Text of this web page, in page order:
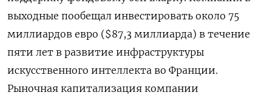
выходные пообещал инвестировать около 75 ​
миллиардов евро ($87,3 ​миллиарда) ‌в течение
пяти лет в развитие ​инфраструктуры
искусственного интеллекта во Франции.
Рыночная капитализация компании